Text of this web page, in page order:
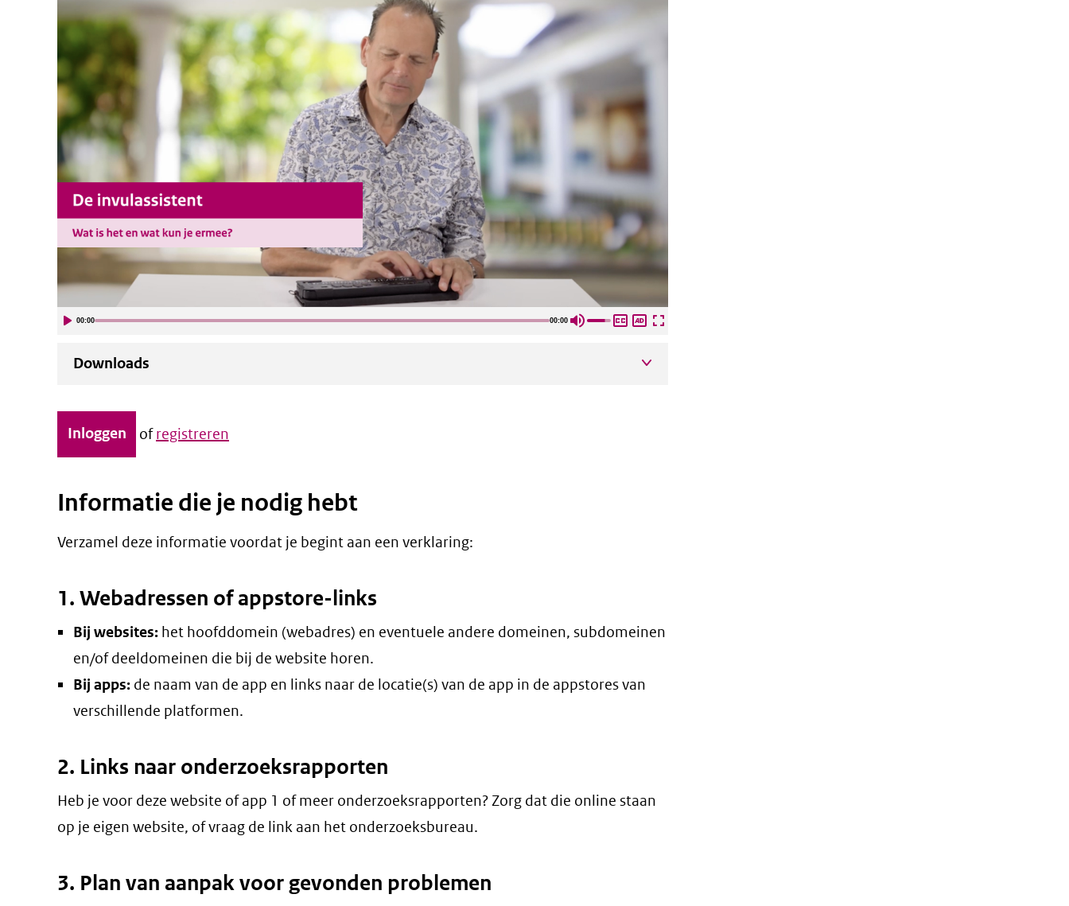
00:00 00:00
Downloads
Inloggen ofregistreren
Informatie die je nodig hebt
Verzamel deze informatie voordat je begint aan een verklaring:
1. Webadressen of appstore-links
Bij websites: het hoofddomein (webadres) en eventuele andere domeinen, subdomeinen
en/of deeldomeinen die bij de website horen.
Bij apps: de naam van de app en links naar de locatie(s) van de app in de appstores van
verschillende platformen.
2. Links naar onderzoeksrapporten
Heb je voor deze website of app 1 of meer onderzoeksrapporten? Zorg dat die online staan
op je eigen website, of vraag de link aan het onderzoeksbureau.
3. Plan van aanpak voor gevonden problemen